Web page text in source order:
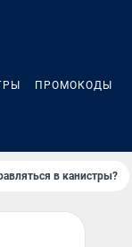
ПРОМОКОДЫ
в канистры?